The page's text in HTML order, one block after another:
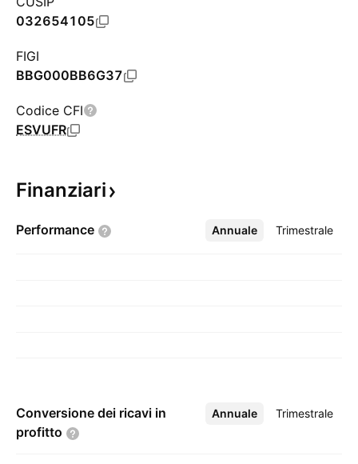
032654105
FIGI
BBG000BB6G37
Codice CFI
ESVUFR
Finanziari
Performance Annuale Trimestrale
Altro
Conversione dei ricavi in
profitto
Annuale Trimestrale
Altro